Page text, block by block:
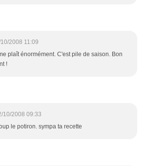
2008 11:09
plaît énormément. C'est pile de saison. Bon
!
10/2008 09:33
le potiron. sympa ta recette